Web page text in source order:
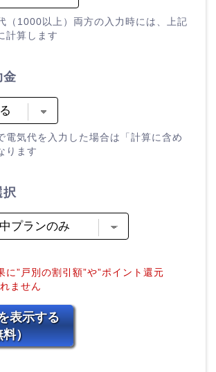
（1000以上）両方の入力時には、上記
計算します
気代を入力した場合は「計算に含め
ります
に”戸別の割引額”や”ポイント還元
ません
表示する
料）